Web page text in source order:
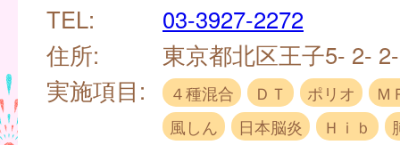
TEL:
03-3927-2272
住所:
東京都北区王子5- 2-
実施項目:
４種混合 ＤＴ ポリオ
Ｍ
風しん
日本脳炎 Ｈｉｂ